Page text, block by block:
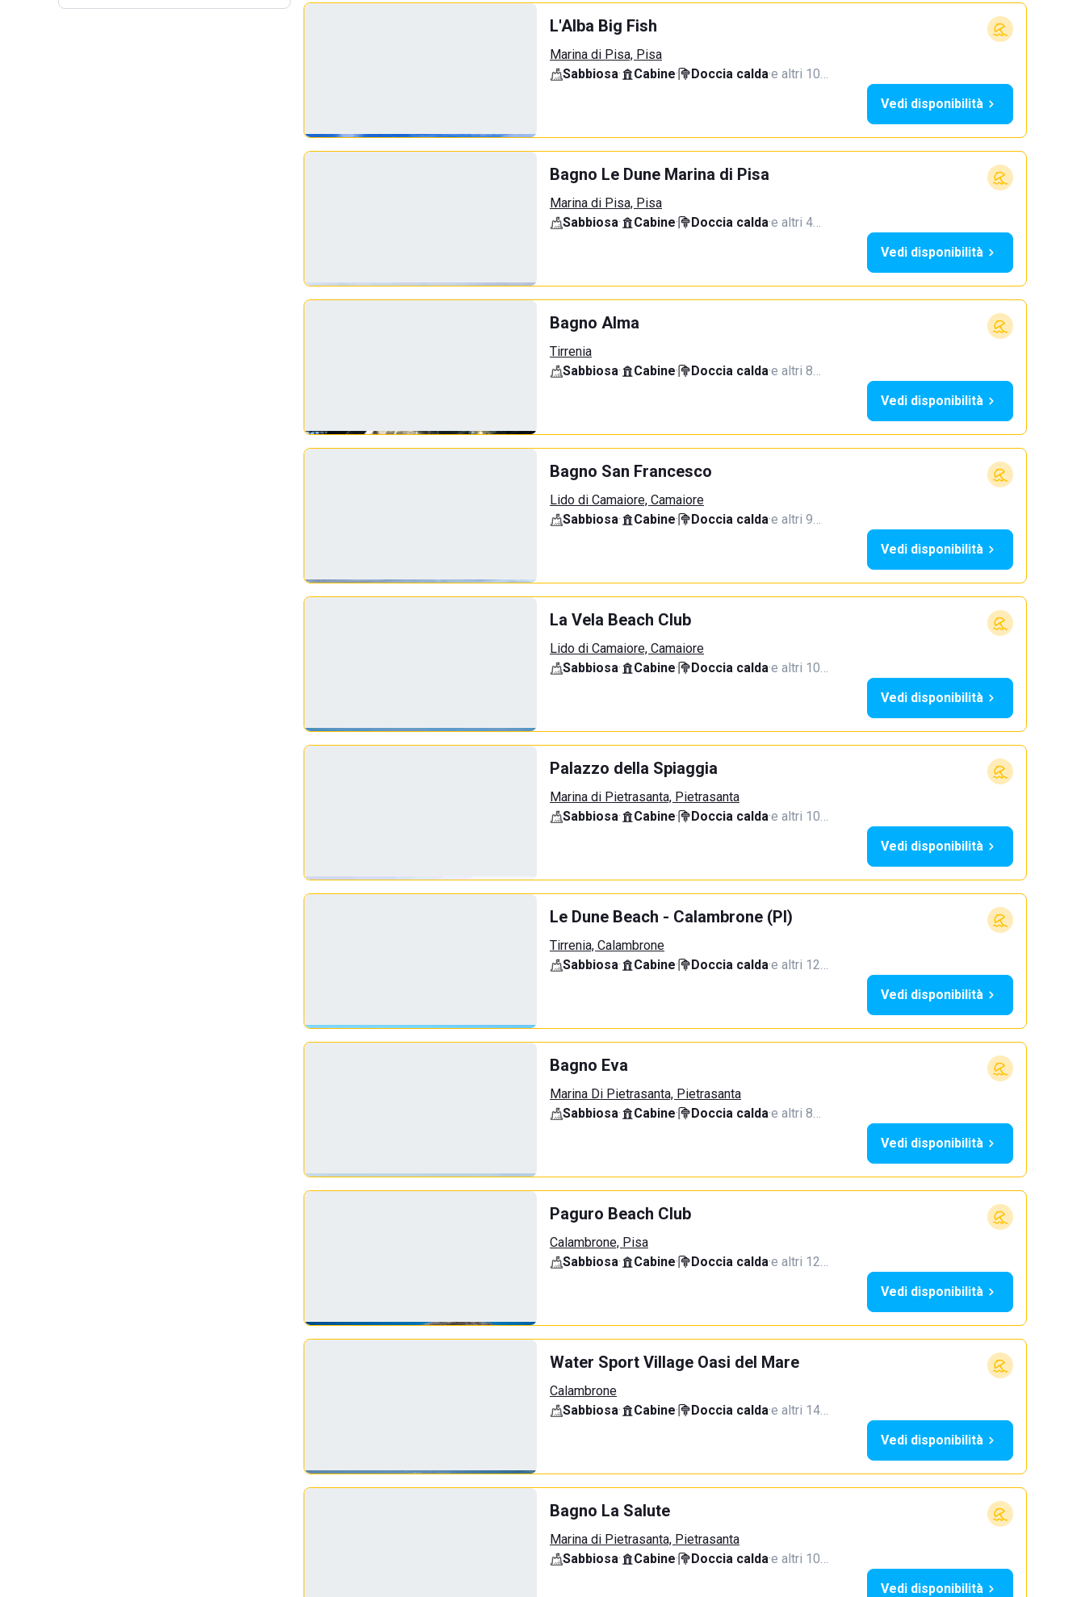
L'Alba Big Fish
Marina di Pisa, Pisa
Sabbiosa· Cabine· Doccia calda·e altri 10…
Vedi disponibilità
Bagno Le Dune Marina di Pisa
Marina di Pisa, Pisa
Sabbiosa· Cabine· Doccia calda·e altri 4…
Vedi disponibilità
Bagno Alma
Tirrenia
Sabbiosa· Cabine· Doccia calda·e altri 8…
Vedi disponibilità
Bagno San Francesco
Lido di Camaiore, Camaiore
Sabbiosa· Cabine· Doccia calda·e altri 9…
Vedi disponibilità
La Vela Beach Club
Lido di Camaiore, Camaiore
Sabbiosa· Cabine· Doccia calda·e altri 10…
Vedi disponibilità
Palazzo della Spiaggia
Marina di Pietrasanta, Pietrasanta
Sabbiosa· Cabine· Doccia calda·e altri 10…
Vedi disponibilità
Le Dune Beach - Calambrone (PI)
Tirrenia, Calambrone
Sabbiosa· Cabine· Doccia calda·e altri 12…
Vedi disponibilità
Bagno Eva
Marina Di Pietrasanta, Pietrasanta
Sabbiosa· Cabine· Doccia calda·e altri 8…
Vedi disponibilità
Paguro Beach Club
Calambrone, Pisa
Sabbiosa· Cabine· Doccia calda·e altri 12…
Vedi disponibilità
Water Sport Village Oasi del Mare
Calambrone
Sabbiosa· Cabine· Doccia calda·e altri 14…
Vedi disponibilità
Bagno La Salute
Marina di Pietrasanta, Pietrasanta
Sabbiosa· Cabine· Doccia calda·e altri 10…
Vedi disponibilità